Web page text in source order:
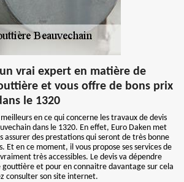
vrai expert en matière de
et vous offre de bons prix
le 1320
en ce qui concerne les travaux de devis
dans le 1320. En effet, Euro Daken met
des prestations qui seront de très bonne
Et en ce moment, il vous propose ses services de
très accessibles. Le devis va dépendre
gouttière et pour en connaitre davantage sur cela
consulter son site internet.